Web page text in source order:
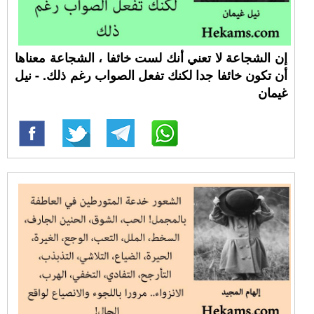
إن الشجاعة لا تعني أنك لست خائفا ، الشجاعة معناها
أن تكون خائفا جدا لكنك تفعل الصواب رغم ذلك. - نيل
غيمان